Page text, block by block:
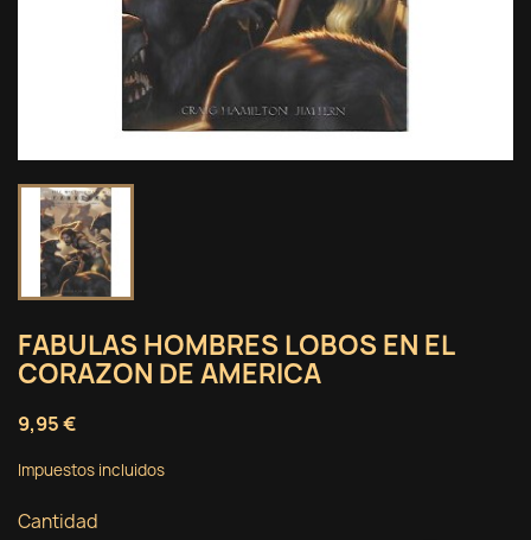
FABULAS HOMBRES LOBOS EN EL
CORAZON DE AMERICA
9,95 €
Impuestos incluidos
Cantidad